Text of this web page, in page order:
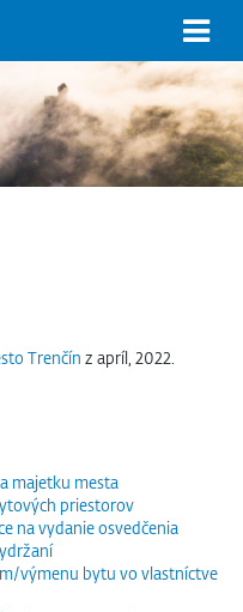
Trenčín z apríl, 2022.
majetku mesta
priestorov
na vydanie osvedčenia
výmenu bytu vo vlastníctve